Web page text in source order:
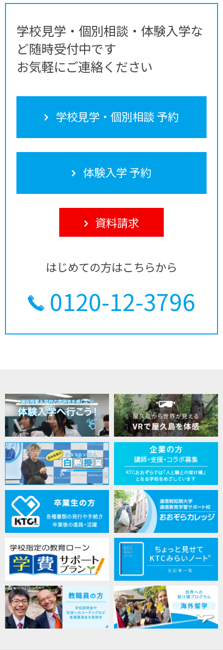
学校見学・個別相談・体験入学な
ど随時受付中です
お気軽にご連絡ください
学校見学・個別相談 予約
体験入学 予約
資料請求
はじめての方はこちらから
0120-12-3796